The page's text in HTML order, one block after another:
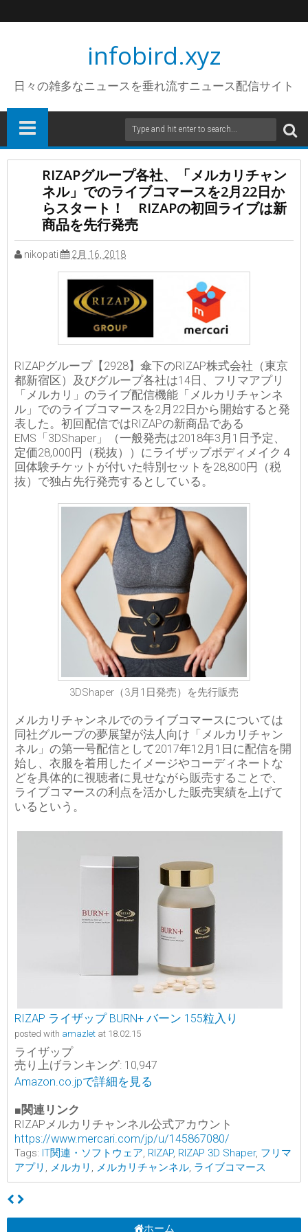
infobird.xyz
日々の雑多なニュースを垂れ流すニュース配信サイト
RIZAPグループ各社、「メルカリチャン
ネル」でのライブコマースを2月22日か
らスタート！ RIZAPの初回ライブは新
商品を先行発売
nikopati 2月 16, 2018
RIZAPグループ【2928】傘下のRIZAP株式会社（東京
都新宿区）及びグループ各社は14日、フリマアプリ
「メルカリ」のライブ配信機能「メルカリチャンネ
ル」でのライブコマースを2月22日から開始すると発
表した。初回配信ではRIZAPの新商品である
EMS「3DShaper」（一般発売は2018年3月1日予定、
定価28,000円（税抜））にライザップボディメイク４
回体験チケットが付いた特別セットを28,800円（税
抜）で独占先行発売するとしている。
3DShaper（3月1日発売）を先行販売
メルカリチャンネルでのライブコマースについては
同社グループの夢展望が法人向け「メルカリチャン
ネル」の第一号配信として2017年12月1日に配信を開
始し、衣服を着用したイメージやコーディネートな
どを具体的に視聴者に見せながら販売することで、
ライブコマースの利点を活かした販売実績を上げて
いるという。
RIZAP ライザップ BURN+ バーン 155粒入り
posted with amazlet at 18.02.15
ライザップ
売り上げランキング: 10,947
Amazon.co.jpで詳細を見る
■関連リンク
RIZAPメルカリチャンネル公式アカウント
https://www.mercari.com/jp/u/145867080/
Tags: IT関連・ソフトウェア, RIZAP, RIZAP 3D Shaper, フリマ
アプリ , メルカリ , メルカリチャンネル, ライブコマース
ホーム